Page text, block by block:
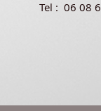
Tel : 06 08